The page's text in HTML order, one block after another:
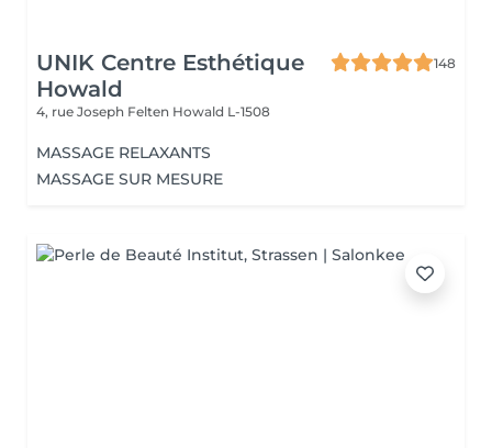
UNIK Centre Esthétique
Howald
148
4, rue Joseph Felten Howald L-1508
MASSAGE RELAXANTS
MASSAGE SUR MESURE